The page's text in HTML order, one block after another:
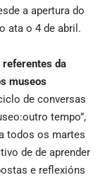
a apertura do
ata o 4 de abril.
da
museos
de conversas
tempo”,
todos os martes
de de aprender
e reflexións